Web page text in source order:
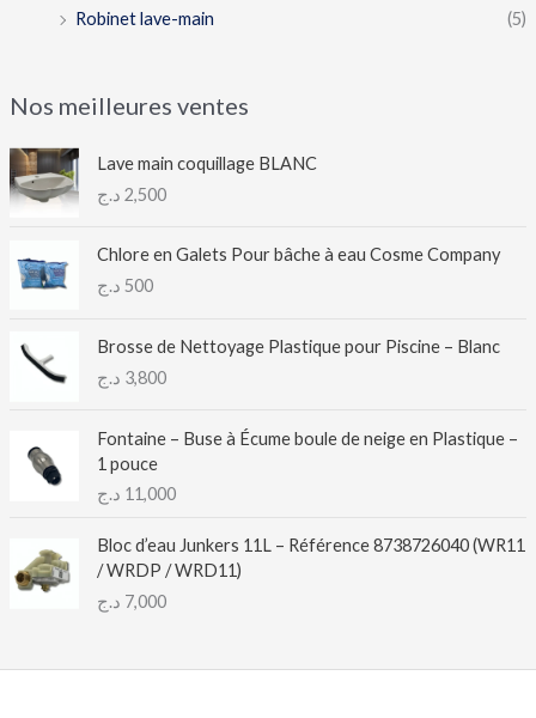
Robinet lave-main
(5)
Nos meilleures ventes
Lave main coquillage BLANC
2,500 د.ج
Chlore en Galets Pour bâche à eau Cosme Company
500 د.ج
Brosse de Nettoyage Plastique pour Piscine – Blanc
3,800 د.ج
Fontaine – Buse à Écume boule de neige en Plastique –
1 pouce
11,000 د.ج
Bloc d’eau Junkers 11L – Référence 8738726040 (WR11
/ WRDP / WRD11)
7,000 د.ج